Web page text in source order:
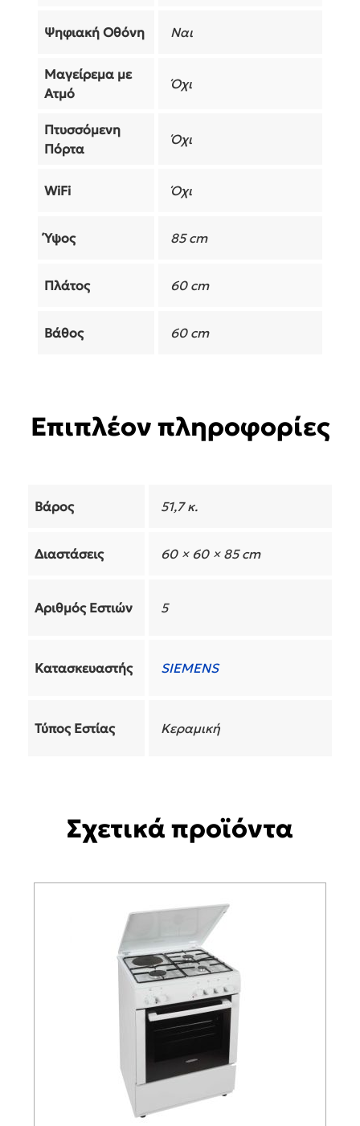
Ψηφιακή Οθόνη Ναι
Μαγείρεμα με
Ατμό
Όχι
Πτυσσόμενη
Πόρτα
Όχι
WiFi Όχι
Ύψος 85 cm
Πλάτος 60 cm
Βάθος 60 cm
Επιπλέον πληροφορίες
Βάρος 51,7 κ.
Διαστάσεις 60 × 60 × 85 cm
Αριθμός Εστιών 5
Κατασκευαστής SIEMENS
Τύπος Εστίας Κεραμική
Σχετικά προϊόντα